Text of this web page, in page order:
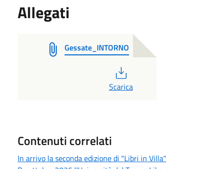
Allegati
Gessate_INTORNO
Scarica
Contenuti correlati
In arrivo la seconda edizione di "Libri in Villa"